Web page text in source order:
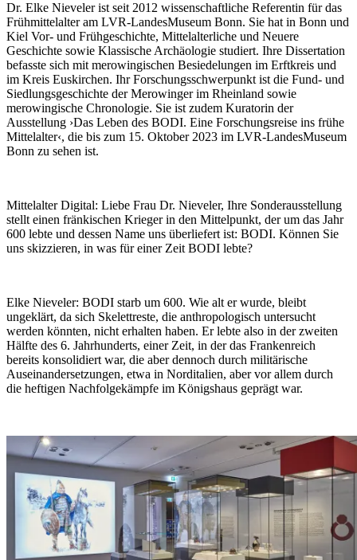
Dr. Elke Nieveler ist seit 2012 wissenschaftliche Referentin für das
Frühmittelalter am LVR-LandesMuseum Bonn. Sie hat in Bonn und
Kiel Vor- und Frühgeschichte, Mittelalterliche und Neuere
Geschichte sowie Klassische Archäologie studiert. Ihre Dissertation
befasste sich mit merowingischen Besiedelungen im Erftkreis und
im Kreis Euskirchen. Ihr Forschungsschwerpunkt ist die Fund- und
Siedlungsgeschichte der Merowinger im Rheinland sowie
merowingische Chronologie. Sie ist zudem Kuratorin der
Ausstellung ›Das Leben des BODI. Eine Forschungsreise ins frühe
Mittelalter‹, die bis zum 15. Oktober 2023 im LVR-LandesMuseum
Bonn zu sehen ist.
Mittelalter Digital: Liebe Frau Dr. Nieveler, Ihre Sonderausstellung
stellt einen fränkischen Krieger in den Mittelpunkt, der um das Jahr
600 lebte und dessen Name uns überliefert ist: BODI. Können Sie
uns skizzieren, in was für einer Zeit BODI lebte?
Elke Nieveler: BODI starb um 600. Wie alt er wurde, bleibt
ungeklärt, da sich Skelettreste, die anthropologisch untersucht
werden könnten, nicht erhalten haben. Er lebte also in der zweiten
Hälfte des 6. Jahrhunderts, einer Zeit, in der das Frankenreich
bereits konsolidiert war, die aber dennoch durch militärische
Auseinandersetzungen, etwa in Norditalien, aber vor allem durch
die heftigen Nachfolgekämpfe im Königshaus geprägt war.